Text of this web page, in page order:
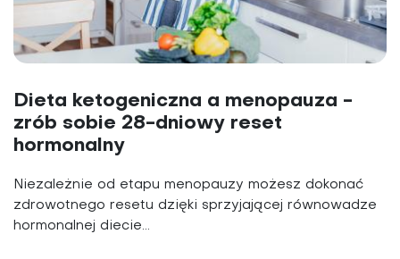
Dieta ketogeniczna a menopauza -
zrób sobie 28-dniowy reset
hormonalny
Niezależnie od etapu menopauzy możesz dokonać
zdrowotnego resetu dzięki sprzyjającej równowadze
hormonalnej diecie...